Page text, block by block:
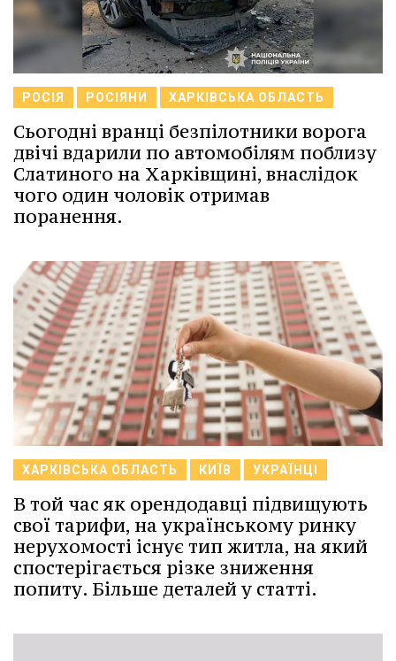
РОСІЯ РОСІЯНИ ХАРКІВСЬКА ОБЛАСТЬ
Сьогодні вранці безпілотники ворога
двічі вдарили по автомобілям поблизу
Слатиного на Харківщині, внаслідок
чого один чоловік отримав
поранення.
ХАРКІВСЬКА ОБЛАСТЬ КИЇВ УКРАЇНЦІ
В той час як орендодавці підвищують
свої тарифи, на українському ринку
нерухомості існує тип житла, на який
спостерігається різке зниження
попиту. Більше деталей у статті.